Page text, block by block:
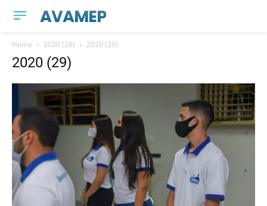
AVAMEP
Home 2020 (29) 2020 (29)
2020 (29)